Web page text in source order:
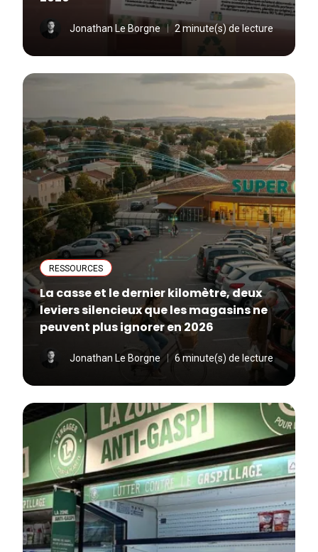
Jonathan Le Borgne 2 minute(s) de lecture
RESSOURCES
La casse et le dernier kilomètre, deux
leviers silencieux que les magasins ne
peuvent plus ignorer en 2026
Jonathan Le Borgne 6 minute(s) de lecture